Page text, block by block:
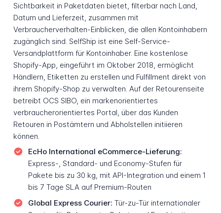
Sichtbarkeit in Paketdaten bietet, filterbar nach Land,
Datum und Lieferzeit, zusammen mit
Verbraucherverhalten-Einblicken, die allen Kontoinhabern
zugänglich sind. SelfShip ist eine Self-Service-
Versandplattform für Kontoinhaber. Eine kostenlose
Shopify-App, eingeführt im Oktober 2018, ermöglicht
Händlern, Etiketten zu erstellen und Fulfillment direkt von
ihrem Shopify-Shop zu verwalten. Auf der Retourenseite
betreibt OCS SIBO, ein markenorientiertes
verbraucherorientiertes Portal, über das Kunden
Retouren in Postämtern und Abholstellen initiieren
können.
EcHo International eCommerce-Lieferung:
Express-, Standard- und Economy-Stufen für
Pakete bis zu 30 kg, mit API-Integration und einem 1
bis 7 Tage SLA auf Premium-Routen
Global Express Courier: Tür-zu-Tür internationaler